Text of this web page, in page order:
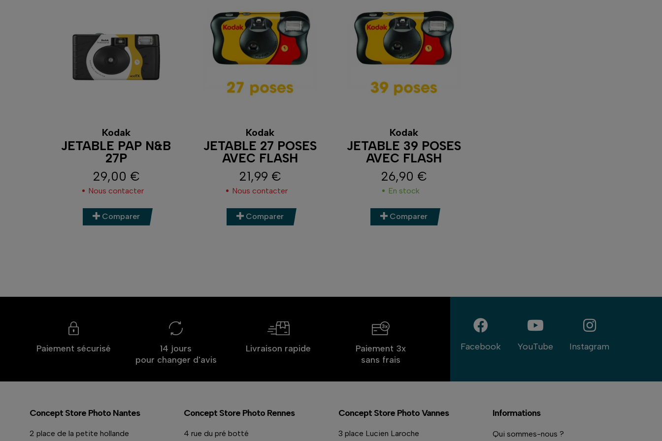
Kodak
JETABLE PAP N&B
27P
Prix
29,00 €
Nous contacter
Comparer
Kodak
JETABLE 27 POSES
AVEC FLASH
Prix
21,99 €
Nous contacter
Comparer
Kodak
JETABLE 39 POSES
AVEC FLASH
Prix
26,90 €
En stock
Comparer
Paiement sécurisé
14 jours
pour changer d'avis
Livraison rapide
Paiement 3x
sans frais
Facebook YouTube Instagram
Concept Store Photo Nantes
2 place de la petite hollande
Concept Store Photo Rennes
4 rue du pré botté
Concept Store Photo Vannes
3 place Lucien Laroche
Informations
Qui sommes-nous ?